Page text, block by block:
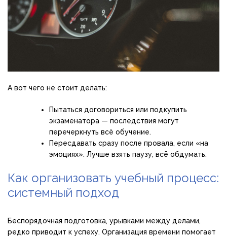
А вот чего не стоит делать:
Пытаться договориться или подкупить
экзаменатора — последствия могут
перечеркнуть всё обучение.
Пересдавать сразу после провала, если «на
эмоциях». Лучше взять паузу, всё обдумать.
Как организовать учебный процесс:
системный подход
Беспорядочная подготовка, урывками между делами,
редко приводит к успеху. Организация времени помогает